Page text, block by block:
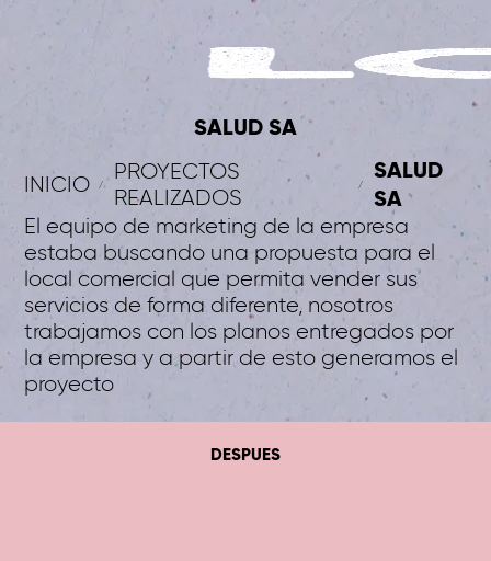
SALUD SA
INICIO
PROYECTOS
REALIZADOS
SALUD
SA
El equipo de marketing de la empresa
estaba buscando una propuesta para el
local comercial que permita vender sus
servicios de forma diferente, nosotros
trabajamos con los planos entregados por
la empresa y a partir de esto generamos el
proyecto
DESPUES